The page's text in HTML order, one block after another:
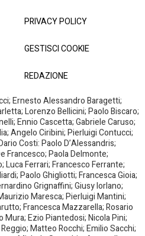
PRIVACY POLICY
GESTISCI COOKIE
REDAZIONE
Ernesto Alessandro Baragetti;
Lorenzo Bellicini; Paolo Biscaro;
Ennio Cascetta; Gabriele Caruso;
Angelo Ciribini; Pierluigi Contucci;
Costi: Paolo D’Alessandris;
Francesco; Paola Delmonte;
Luca Ferrari; Francesco Ferrante;
Paolo Ghigliotti; Francesca Gioia;
Grignaffini; Giusy Iorlano;
Maresca; Pierluigi Mantini;
Francesca Mazzarella; Rosario
Ezio Piantedosi; Nicola Pini;
Matteo Rocchi; Emilio Sacchi;